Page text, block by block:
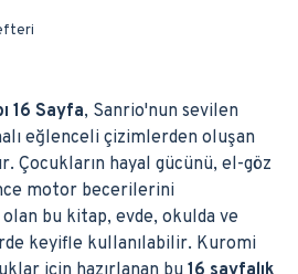
16 Sayfa, Sanrio'nun sevilen
eğlenceli çizimlerden oluşan
Çocukların hayal gücünü, el-göz
motor becerilerini
bu kitap, evde, okulda ve
keyifle kullanılabilir. Kuromi